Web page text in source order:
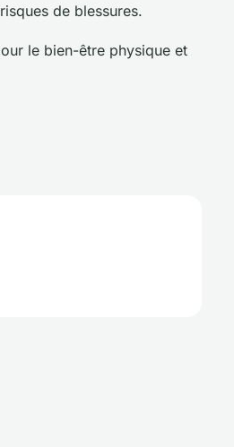
de blessures.
le bien-être physique et